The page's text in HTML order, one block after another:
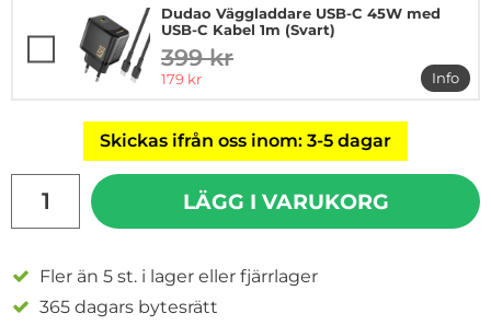
Dudao Väggladdare USB-C 45W med
USB-C Kabel 1m (Svart)
tidigare pris
399 kr
rea pris
179 kr
Info
mer
Skickas ifrån oss inom: 3-5 dagar
LÄGG I VARUKORG
Fler än 5 st. i lager eller fjärrlager
365 dagars bytesrätt